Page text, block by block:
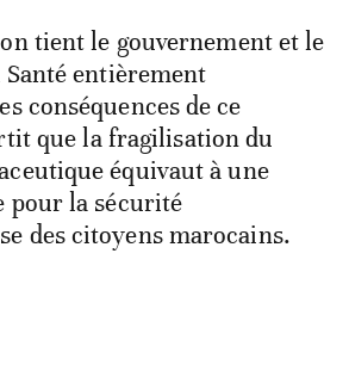
tient le gouvernement et le
entièrement
conséquences de ce
que la fragilisation du
équivaut à une
pour la sécurité
des citoyens marocains.